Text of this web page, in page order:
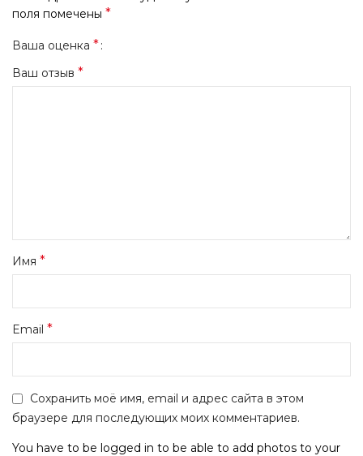
поля помечены *
Ваша оценка *
Ваш отзыв *
Имя *
Email *
Сохранить моё имя, email и адрес сайта в этом
браузере для последующих моих комментариев.
You have to be logged in to be able to add photos to your